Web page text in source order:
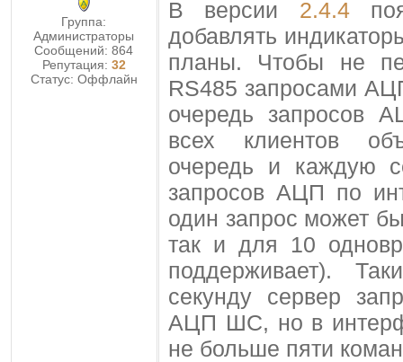
Группа:
Администраторы
Сообщений:864
Репутация: 32
Статус: Оффлайн
В версии 2.4.4
добавлять
планы. Чтобы не
RS485 запросами
очередь запросов
всех клиентов
очередь и каждую
запросов АЦП по
один запрос может
так и для 10
поддерживает).
секунду сервер
АЦП ШС, но в
не больше пяти